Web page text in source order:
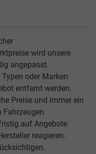
wird unsere
angepasst.
oder Marken
entfernt werden.
Preise und immer ein
Fahrzeugen
auf Angebote
reagieren.